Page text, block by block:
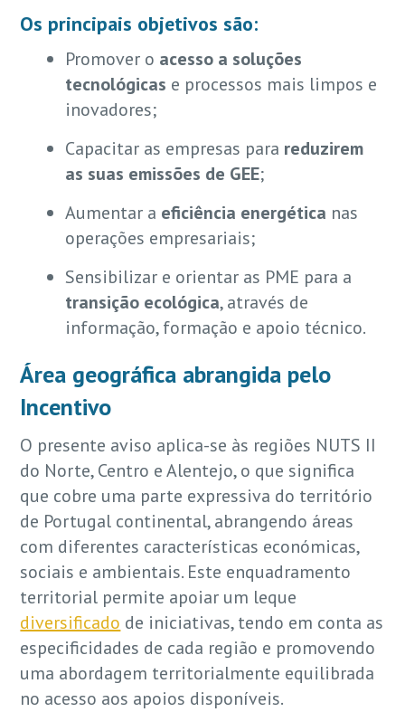
Os principais objetivos são:
Promover o acesso a soluções
tecnológicas e processos mais limpos e
inovadores;
Capacitar as empresas para reduzirem
as suas emissões de GEE;
Aumentar a eficiência energética nas
operações empresariais;
Sensibilizar e orientar as PME para a
transição ecológica, através de
informação, formação e apoio técnico.
Área geográfica abrangida pelo
Incentivo
O presente aviso aplica-se às regiões NUTS II
do Norte, Centro e Alentejo, o que significa
que cobre uma parte expressiva do território
de Portugal continental, abrangendo áreas
com diferentes características económicas,
sociais e ambientais. Este enquadramento
territorial permite apoiar um leque
diversificado de iniciativas, tendo em conta as
especificidades de cada região e promovendo
uma abordagem territorialmente equilibrada
no acesso aos apoios disponíveis.